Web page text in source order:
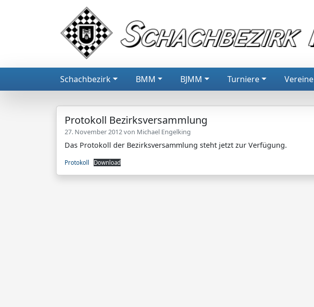
Schachbezirk BMM BJMM Turniere Vereine
Protokoll Bezirksversammlung
27. November 2012 von Michael Engelking
Das Protokoll der Bezirksversammlung steht jetzt zur Verfügung.
Protokoll Download